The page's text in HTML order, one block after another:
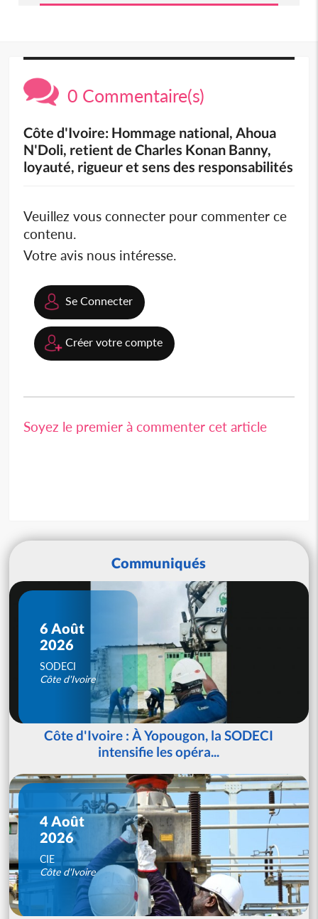
0 Commentaire(s)
Côte d'Ivoire: Hommage national, Ahoua
N'Doli, retient de Charles Konan Banny,
loyauté, rigueur et sens des responsabilités
Veuillez vous connecter pour commenter ce
contenu.
Votre avis nous intéresse.
Se Connecter
Créer votre compte
Soyez le premier à commenter cet article
Communiqués
6 Août
2026
SODECI
Côte d'Ivoire
Côte d'Ivoire : À Yopougon, la SODECI
intensifie les opéra...
4 Août
2026
CIE
Côte d'Ivoire